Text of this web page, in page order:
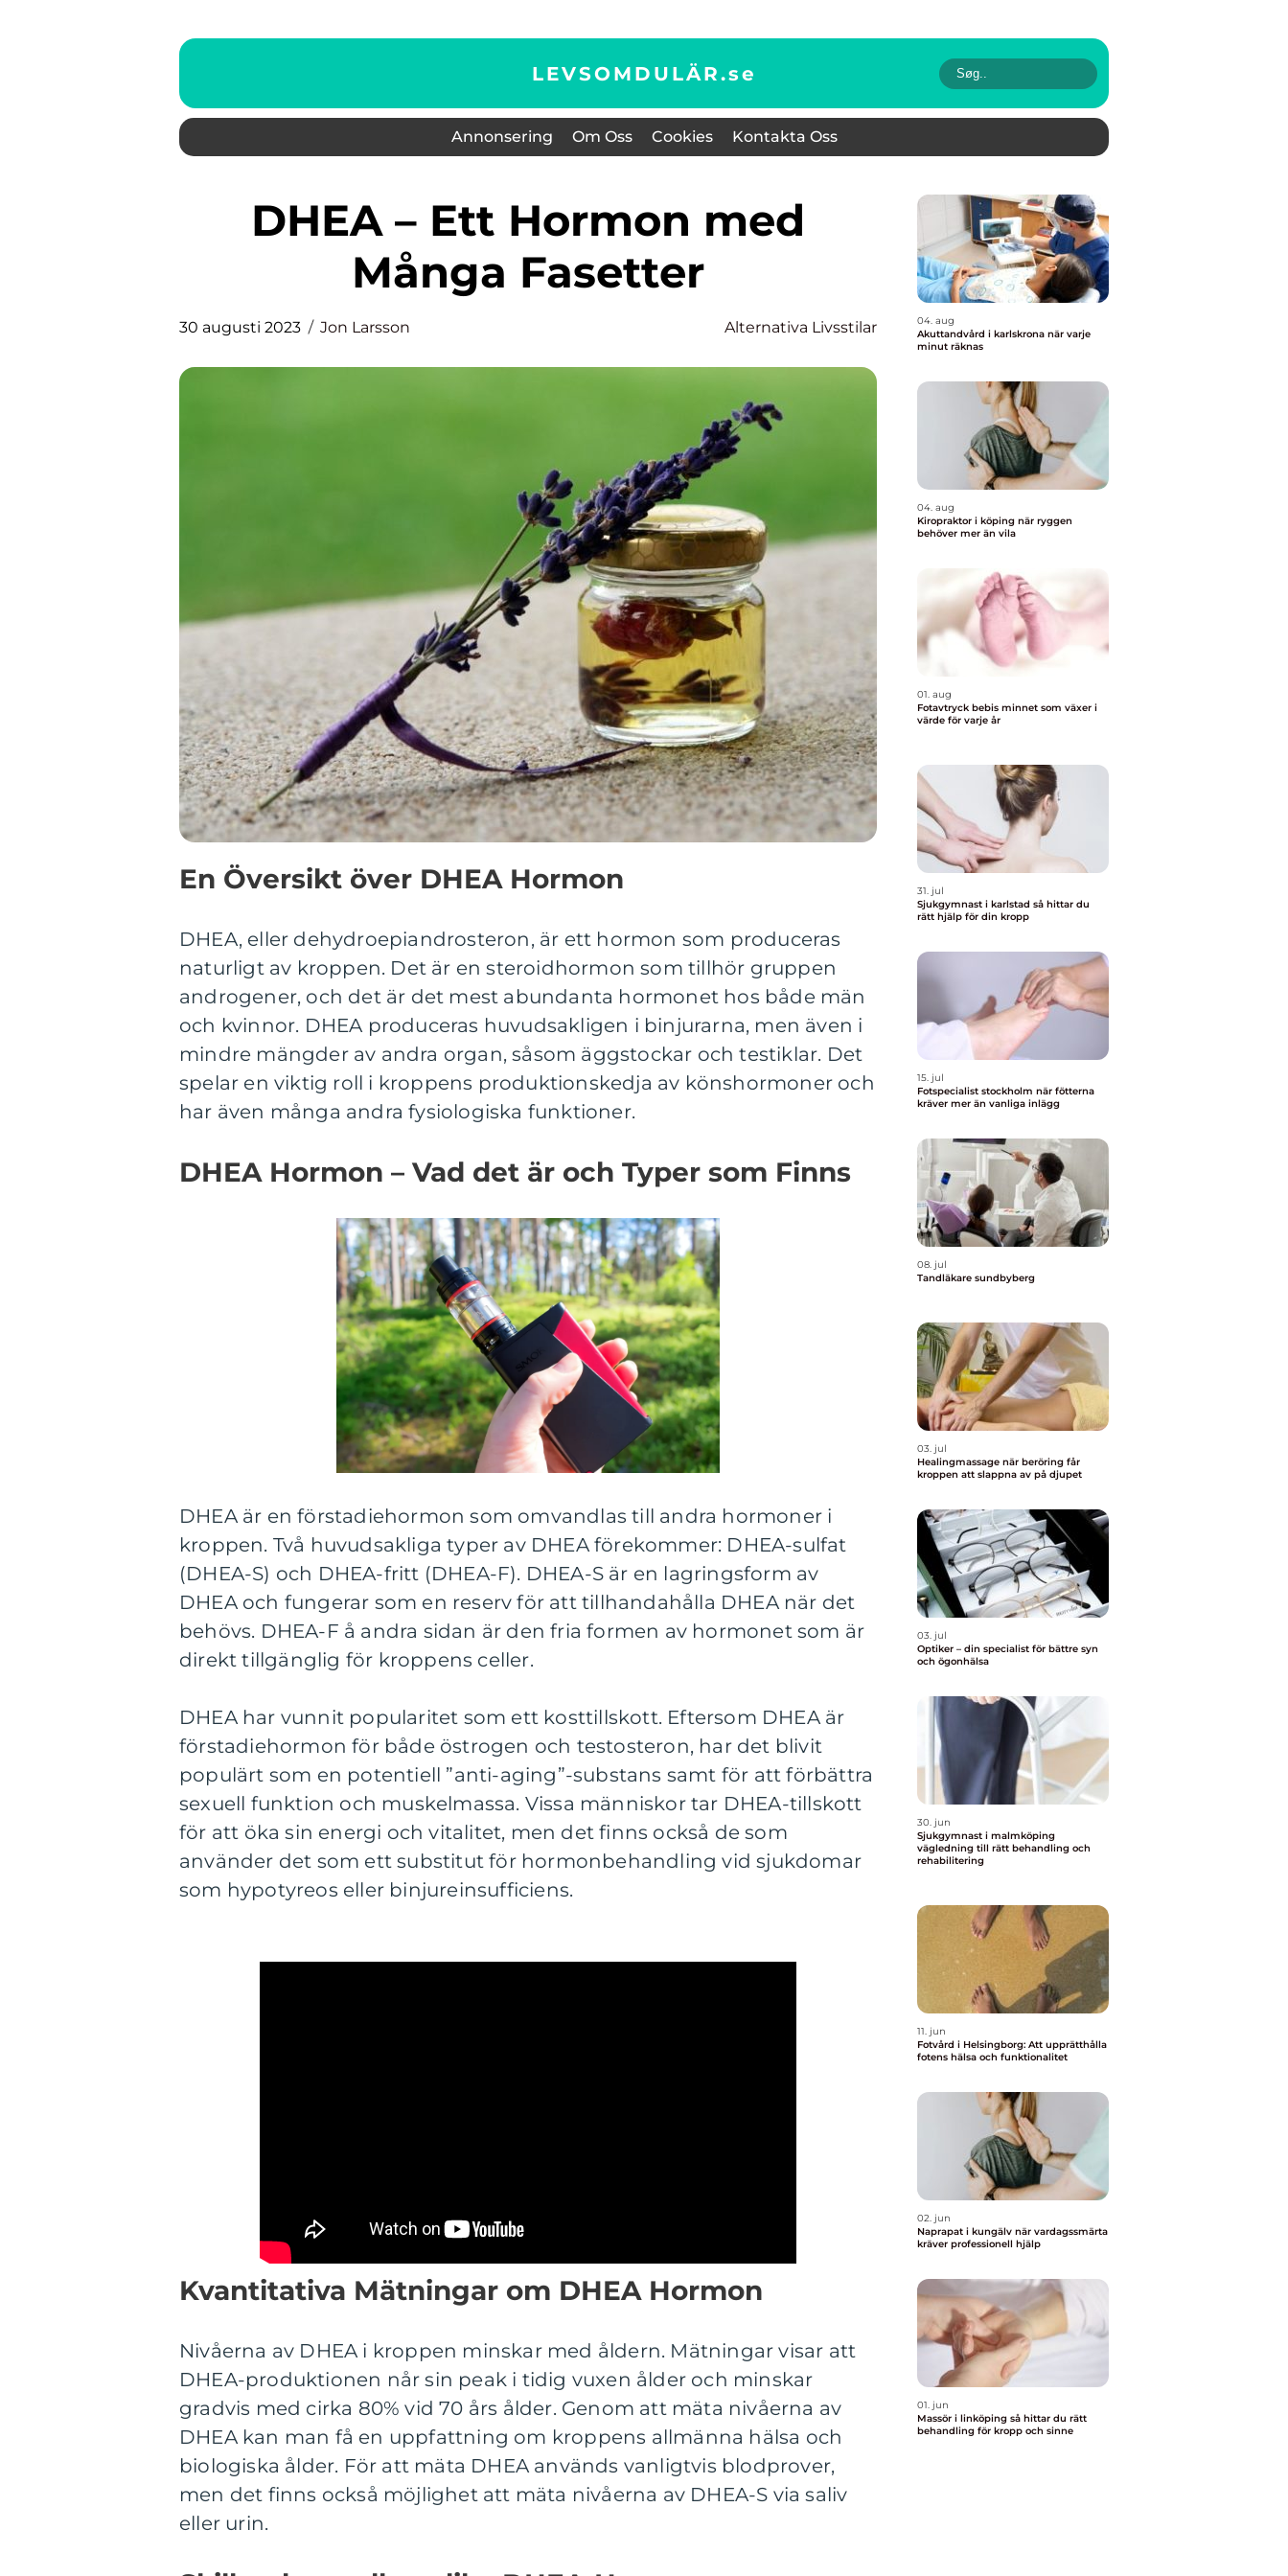
LEVSOMDULÄR.se
Annonsering Om Oss Cookies Kontakta Oss
DHEA – Ett Hormon med
Många Fasetter
30 augusti 2023 Jon Larsson Alternativa Livsstilar
En Översikt över DHEA Hormon
DHEA, eller dehydroepiandrosteron, är ett hormon som produceras
naturligt av kroppen. Det är en steroidhormon som tillhör gruppen
androgener, och det är det mest abundanta hormonet hos både män
och kvinnor. DHEA produceras huvudsakligen i binjurarna, men även i
mindre mängder av andra organ, såsom äggstockar och testiklar. Det
spelar en viktig roll i kroppens produktionskedja av könshormoner och
har även många andra fysiologiska funktioner.
DHEA Hormon – Vad det är och Typer som Finns
DHEA är en förstadiehormon som omvandlas till andra hormoner i
kroppen. Två huvudsakliga typer av DHEA förekommer: DHEA-sulfat
(DHEA-S) och DHEA-fritt (DHEA-F). DHEA-S är en lagringsform av
DHEA och fungerar som en reserv för att tillhandahålla DHEA när det
behövs. DHEA-F å andra sidan är den fria formen av hormonet som är
direkt tillgänglig för kroppens celler.
DHEA har vunnit popularitet som ett kosttillskott. Eftersom DHEA är
förstadiehormon för både östrogen och testosteron, har det blivit
populärt som en potentiell ”anti-aging”-substans samt för att förbättra
sexuell funktion och muskelmassa. Vissa människor tar DHEA-tillskott
för att öka sin energi och vitalitet, men det finns också de som
använder det som ett substitut för hormonbehandling vid sjukdomar
som hypotyreos eller binjureinsufficiens.
Kvantitativa Mätningar om DHEA Hormon
Nivåerna av DHEA i kroppen minskar med åldern. Mätningar visar att
DHEA-produktionen når sin peak i tidig vuxen ålder och minskar
gradvis med cirka 80% vid 70 års ålder. Genom att mäta nivåerna av
DHEA kan man få en uppfattning om kroppens allmänna hälsa och
biologiska ålder. För att mäta DHEA används vanligtvis blodprover,
men det finns också möjlighet att mäta nivåerna av DHEA-S via saliv
eller urin.
04. aug
Akuttandvård i karlskrona när varje
minut räknas
04. aug
Kiropraktor i köping när ryggen
behöver mer än vila
01. aug
Fotavtryck bebis minnet som växer i
värde för varje år
31. jul
Sjukgymnast i karlstad så hittar du
rätt hjälp för din kropp
15. jul
Fotspecialist stockholm när fötterna
kräver mer än vanliga inlägg
08. jul
Tandläkare sundbyberg
03. jul
Healingmassage när beröring får
kroppen att slappna av på djupet
03. jul
Optiker – din specialist för bättre syn
och ögonhälsa
30. jun
Sjukgymnast i malmköping
vägledning till rätt behandling och
rehabilitering
11. jun
Fotvård i Helsingborg: Att upprätthålla
fotens hälsa och funktionalitet
02. jun
Naprapat i kungälv när vardagssmärta
kräver professionell hjälp
01. jun
Massör i linköping så hittar du rätt
behandling för kropp och sinne